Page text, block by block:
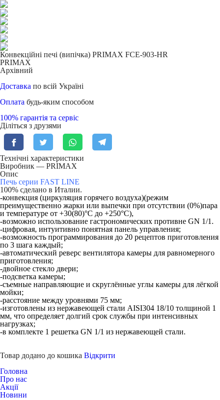
Конвекційні печі (випічка) PRIMAX FСE-903-HR
PRIMAX
Архівний
Доставка по всій Україні
Оплата будь-яким способом
100% гарантія та сервіс
Діліться з друзями
Технічні характеристики
Виробник — PRIMAX
Опис
Печь серии FAST LINE
100% сделано в Италии.
-конвекция (циркуляция горячего воздуха)(режим
преимущественно жарки или выпечки при отсутствии (0%)пара
и температуре от +30(80)°С до +250°C),
-возможно использование гастрономических противне GN 1/1.
-цифровая, интуитивно понятная панель управления;
-возможность программирования до 20 рецептов приготовления
по 3 шага каждый;
-автоматический реверс вентилятора камеры для равномерного
приготовления;
-двойное стекло двери;
-подсветка камеры;
-съемные направляющие и скруглённые углы камеры для лёгкой
мойки;
-расстояние между уровнями 75 мм;
-изготовлены из нержавеющей стали AISI304 18/10 толщиной 1
мм, что определяет долгий срок службы при интенсивных
нагрузках;
-в комплекте 1 решетка GN 1/1 из нержавеющей стали.
Товар додано до кошика Відкрити
Головна
Про нас
Акції
Новини